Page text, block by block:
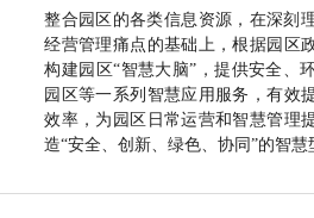
关于我们
企业简介
资质荣誉
联系我们
人才招聘
整合园区的各类信息资源，在深刻
经营管理痛点的基础上，根据园区
构建园区“智慧大脑”，提供安全、
园区等一系列智慧应用服务，有效
效率，为园区日常运营和智慧管理
造“安全、创新、绿色、协同”的智慧